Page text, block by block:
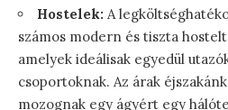
Hostelek: A
számos modern és tiszta
amelyek ideálisak egyedül
csoportoknak. Az árak
mozognak egy ágyért egy